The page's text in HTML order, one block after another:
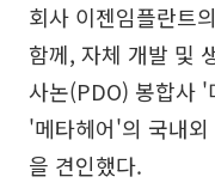
회사 이젠임플란트
함께, 자체 개발 및
사논(PDO) 봉합사 '
'메타헤어'의 국내
을 견인했다.